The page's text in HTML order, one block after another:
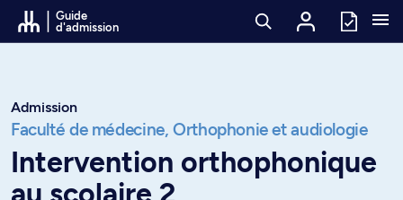
Passer au contenu
Guide
d'admission
Admission
Faculté de médecine, Orthophonie et audiologie
Intervention orthophonique